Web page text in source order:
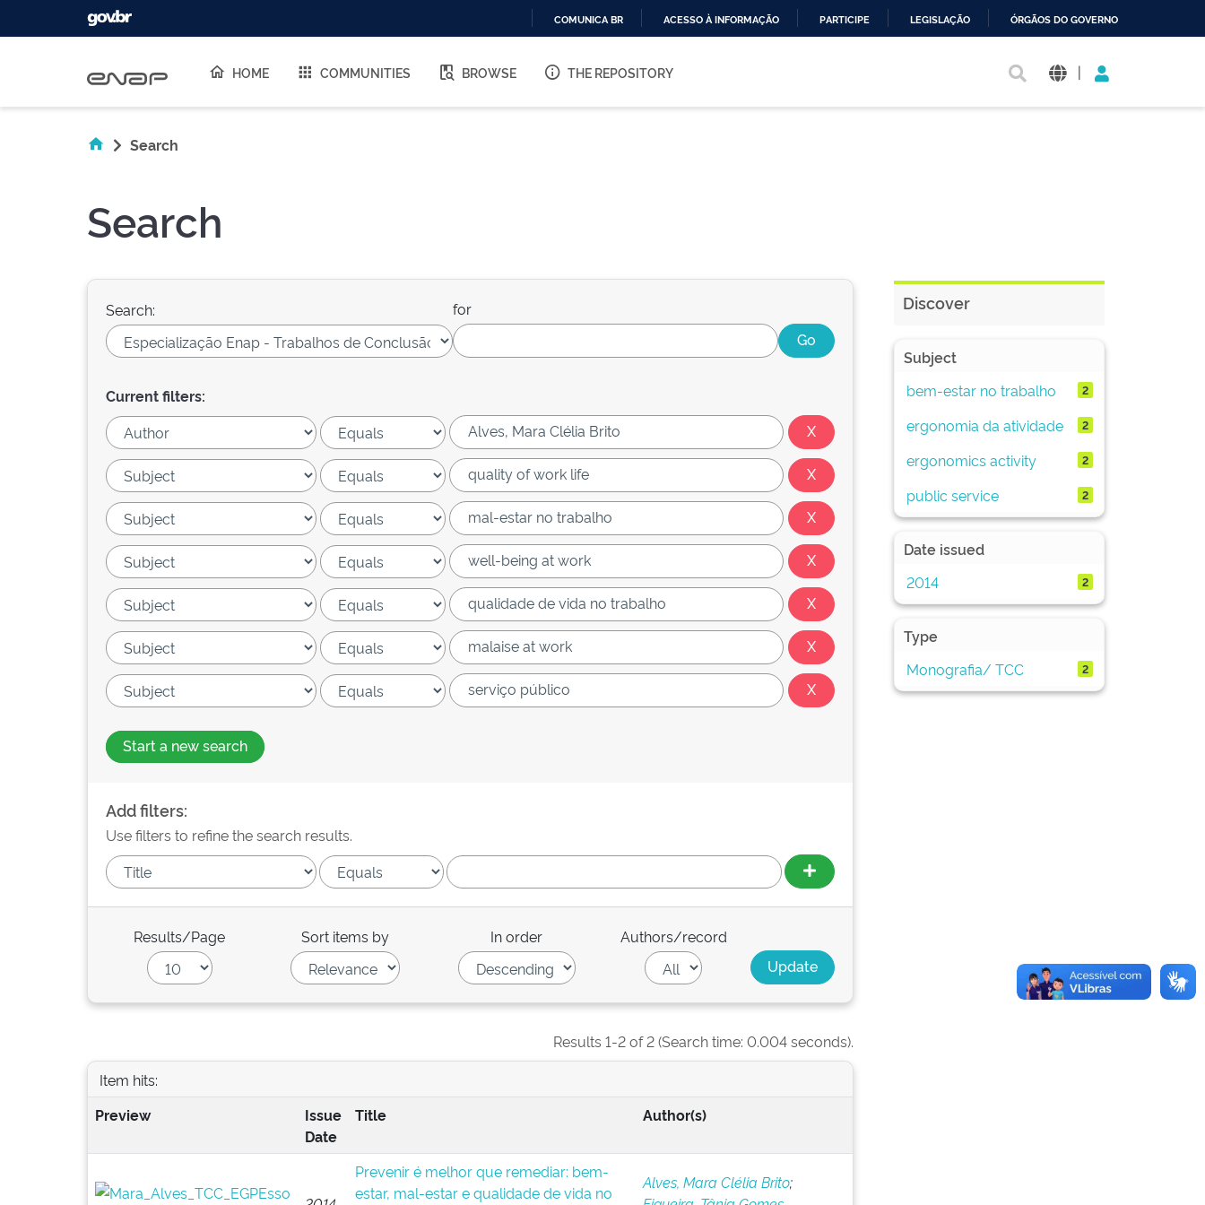
O
COMUNICA BR ACESSO À INFORMAÇÃO PARTICIPE LEGISLAÇÃO ÓRGÃOS DO GOVERNO
HOME COMMUNITIES BROWSE THE REPOSITORY |
Search
Search
Search: for
Current filters:
Start a new search
Add filters:
Use filters to refine the search results.
Results/Page Sort items by In order Authors/record
Results 1-2 of 2 (Search time: 0.004 seconds).
Item hits:
Preview
Issue
Date
Title Author(s)
Prevenir é melhor que remediar: bem-
estar, mal-estar e qualidade de vida no
Alves, Mara Clélia Brito;
Discover
Subject
bem-estar no trabalho
2
ergonomia da atividade 2
ergonomics activity 2
public service 2
Date issued
2014
2
Type
Monografia/ TCC
2